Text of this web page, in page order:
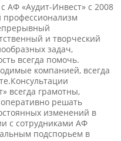
АФ «Аудит-Инвест» с 2008
и творческий
задач,
всегда помочь.
компанией, всегда
всегда грамотны,
решать
изменений в
с сотрудниками АФ
подспорьем в